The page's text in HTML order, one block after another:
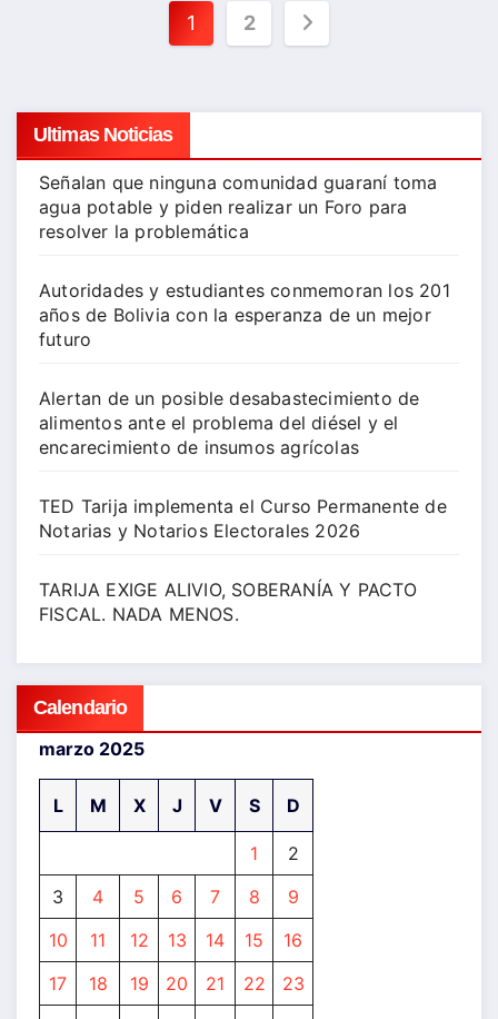
Paginación
entradas
1 2
Ultimas Noticias
Señalan que ninguna comunidad guaraní toma
agua potable y piden realizar un Foro para
resolver la problemática
Autoridades y estudiantes conmemoran los 201
años de Bolivia con la esperanza de un mejor
futuro
Alertan de un posible desabastecimiento de
alimentos ante el problema del diésel y el
encarecimiento de insumos agrícolas
TED Tarija implementa el Curso Permanente de
Notarias y Notarios Electorales 2026
TARIJA EXIGE ALIVIO, SOBERANÍA Y PACTO
FISCAL. NADA MENOS.
Calendario
marzo 2025
L M X J V S D
1
2
3
4 5 6 7 8
9
10
11 12 13 14 15
16
17
18 19 20 21 22
23